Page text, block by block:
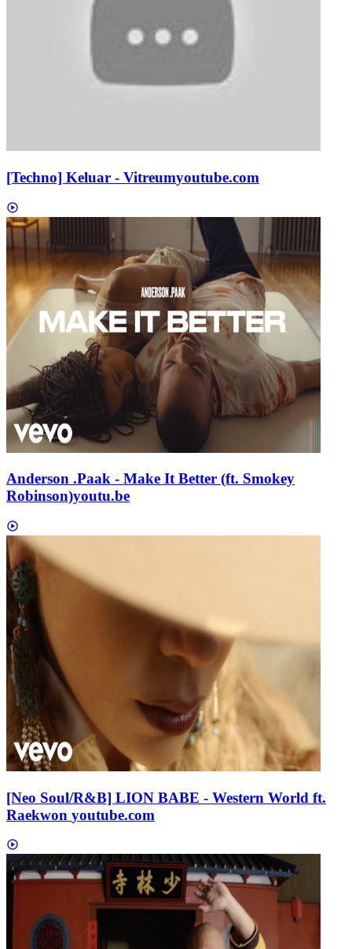
[Techno] Keluar - Vitreumyoutube.com
Anderson .Paak - Make It Better (ft. Smokey
Robinson)youtu.be
[Neo Soul/R&B] LION BABE - Western World ft.
Raekwon youtube.com